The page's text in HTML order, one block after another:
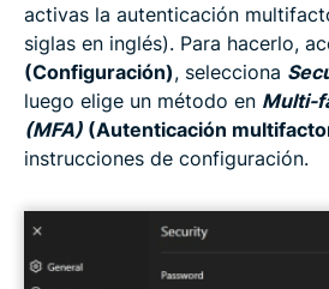
activas la autenticación
siglas en inglés). Para hacerlo,
(Configuración), selecciona
luego elige un método en Multi-
(MFA) (Autenticación
instrucciones de configuración.